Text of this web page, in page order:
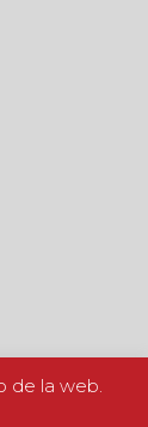
de la web.